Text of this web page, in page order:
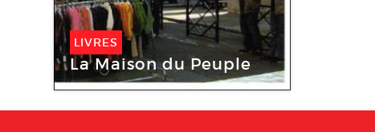
LIVRES
La Maison du Peuple